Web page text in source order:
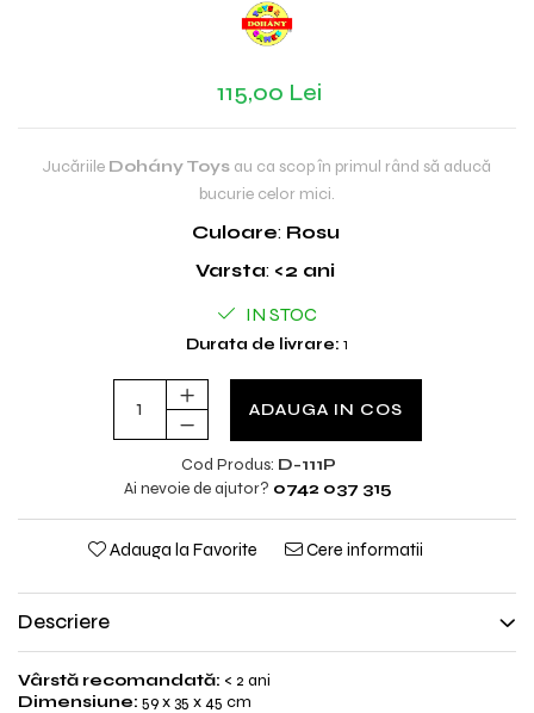
115,00 Lei
Jucăriile Dohány Toys au ca scop în primul rând să aducă
bucurie celor mici.
Culoare: Rosu
Varsta: <2 ani
IN STOC
Durata de livrare: 1
ADAUGA IN COS
Cod Produs: D-111P
Ai nevoie de ajutor? 0742 037 315
Adauga la Favorite Cere informatii
Descriere
Vârstă recomandată: < 2 ani
Dimensiune: 59 x 35 x 45 cm